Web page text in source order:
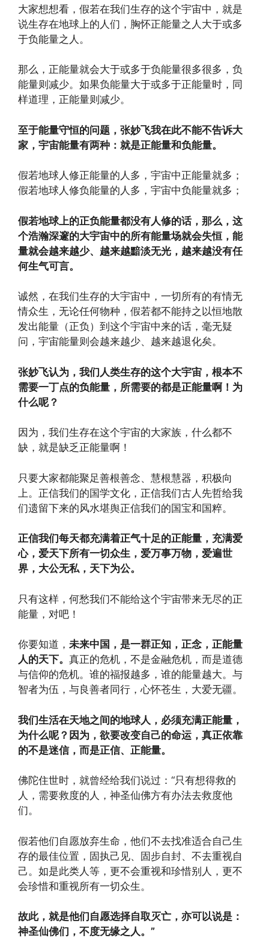
大家想想看，假若在我们生存的这个宇宙中，就是
说生存在地球上的人们，胸怀正能量之人大于或多
于负能量之人。
那么，正能量就会大于或多于负能量很多很多，负
能量则减少。如果负能量大于或多于正能量时，同
样道理，正能量则减少。
至于能量守恒的问题，张妙飞我在此不能不告诉大
家，宇宙能量有两种：就是正能量和负能量。
假若地球人修正能量的人多，宇宙中正能量就多；
假若地球人修负能量的人多，宇宙中负能量就多；
假若地球上的正负能量都没有人修的话，那么，这
个浩瀚深邃的大宇宙中的所有能量场就会失恒，能
量就会越来越少、越来越黯淡无光，越来越没有任
何生气可言。
诚然，在我们生存的大宇宙中，一切所有的有情无
情众生，无论任何物种，假若都不能持之以恒地散
发出能量（正负）到这个宇宙中来的话，毫无疑
问，宇宙能量则会越来越少、越来越退化矣。
张妙飞认为，我们人类生存的这个大宇宙，根本不
需要一丁点的负能量，所需要的都是正能量啊！为
什么呢？
因为，我们生存在这个宇宙的大家族，什么都不
缺，就是缺乏正能量啊！
只要大家都能聚足善根善念、慧根慧器，积极向
上。正信我们的国学文化，正信我们古人先哲给我
们遗留下来的风水堪舆正信我们的国宝和国粹。
正信我们每天都充满着正气十足的正能量，充满爱
心，爱天下所有一切众生，爱万事万物，爱遍世
界，大公无私，天下为公。
只有这样，何愁我们不能给这个宇宙带来无尽的正
能量，对吧！
你要知道， 未来中国，是一群正知，正念，正能量
人的天下。 真正的危机，不是金融危机，而是道德
与信仰的危机。谁的福报越多，谁的能量越大。与
智者为伍，与良善者同行，心怀苍生，大爱无疆。
我们生活在天地之间的地球人，必须充满正能量，
为什么呢？因为，欲要改变自己的命运，真正依靠
的不是迷信，而是正信、正能量。
佛陀住世时，就曾经给我们说过：“只有想得救的
人，需要救度的人，神圣仙佛方有办法去救度他
们。
假若他们自愿放弃生命，他们不去找准适合自己生
存的最佳位置，固执己见、固步自封、不去重视自
己。如是此类人等，更不会重视和珍惜别人，更不
会珍惜和重视所有一切众生。
故此，就是他们自愿选择自取灭亡，亦可以说是：
神圣仙佛们，不度无缘之人。”